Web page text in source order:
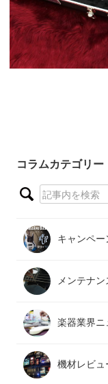
コラムカテゴリー
キャンペー
メンテナ
楽器業界ニ
機材レビュ